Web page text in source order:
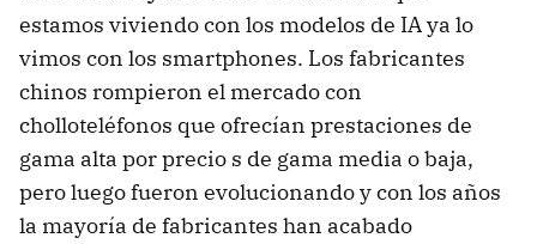
estamos viviendo con los modelos de IA ya lo
vimos con los smartphones. Los fabricantes
chinos rompieron el mercado con
cholloteléfonos que ofrecían prestaciones de
gama alta por precio s de gama media o baja,
pero luego fueron evolucionando y con los años
la mayoría de fabricantes han acabado